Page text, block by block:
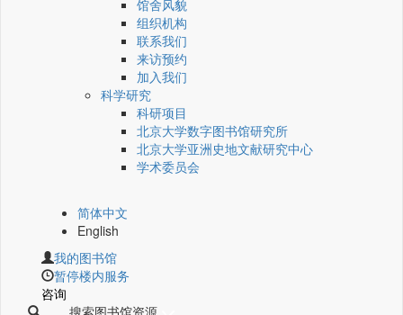
馆舍风貌
组织机构
联系我们
来访预约
加入我们
科学研究
科研项目
北京大学数字图书馆研究所
北京大学亚洲史地文献研究中心
学术委员会
简体中文
English
我的图书馆
暂停楼内服务
咨询